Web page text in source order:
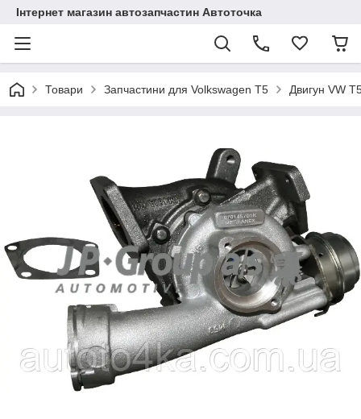
Інтернет магазин автозапчастин Автоточка
Товари Запчастини для Volkswagen T5 Двигун VW